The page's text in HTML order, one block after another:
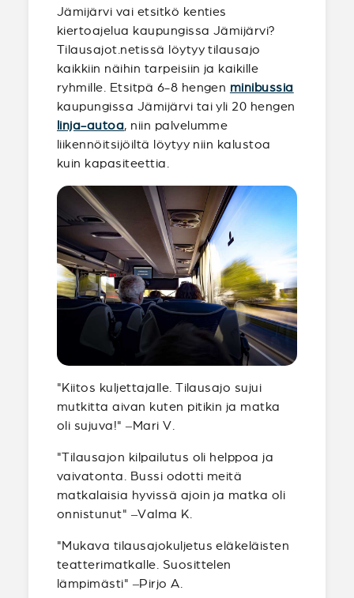
Jämijärvi vai etsitkö kenties
kiertoajelua kaupungissa Jämijärvi?
Tilausajot.netissä löytyy tilausajo
kaikkiin näihin tarpeisiin ja kaikille
ryhmille. Etsitpä 6-8 hengen minibussia
kaupungissa Jämijärvi tai yli 20 hengen
linja-autoa, niin palvelumme
liikennöitsijöiltä löytyy niin kalustoa
kuin kapasiteettia.
"Kiitos kuljettajalle. Tilausajo sujui
mutkitta aivan kuten pitikin ja matka
oli sujuva!" –Mari V.
"Tilausajon kilpailutus oli helppoa ja
vaivatonta. Bussi odotti meitä
matkalaisia hyvissä ajoin ja matka oli
onnistunut" –Valma K.
"Mukava tilausajokuljetus eläkeläisten
teatterimatkalle. Suosittelen
lämpimästi" –Pirjo A.